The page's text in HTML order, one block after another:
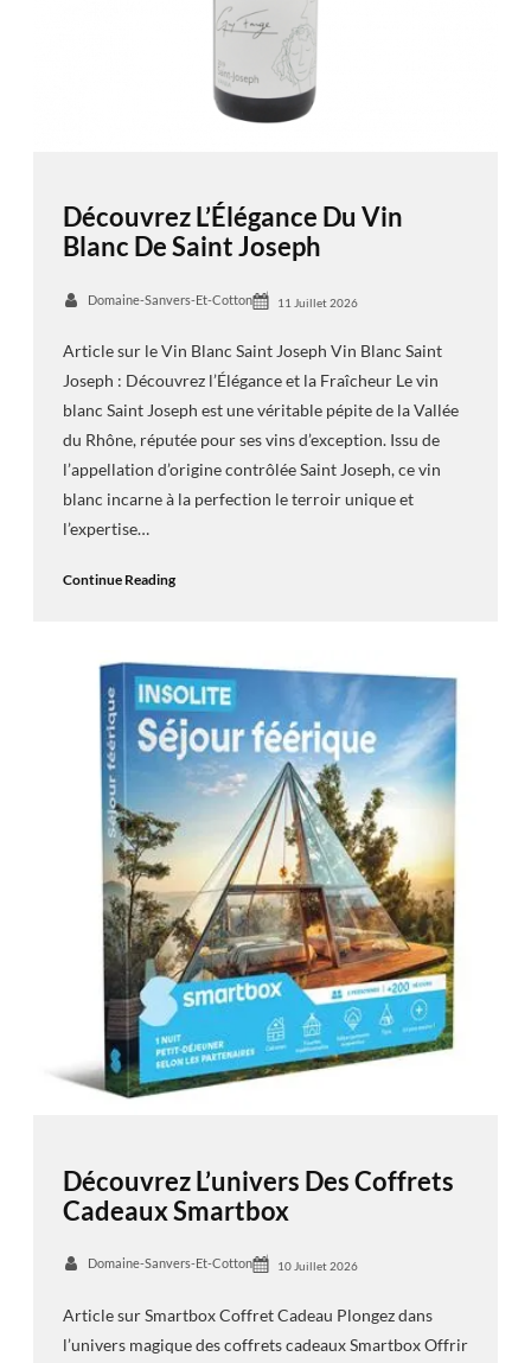
Découvrez L’Élégance Du Vin
Blanc De Saint Joseph
Domaine-Sanvers-Et-Cotton 11 Juillet 2026
Article sur le Vin Blanc Saint Joseph Vin Blanc Saint
Joseph : Découvrez l’Élégance et la Fraîcheur Le vin
blanc Saint Joseph est une véritable pépite de la Vallée
du Rhône, réputée pour ses vins d’exception. Issu de
l’appellation d’origine contrôlée Saint Joseph, ce vin
blanc incarne à la perfection le terroir unique et
l’expertise…
Continue Reading
Découvrez L’univers Des Coffrets
Cadeaux Smartbox
Domaine-Sanvers-Et-Cotton 10 Juillet 2026
Article sur Smartbox Coffret Cadeau Plongez dans
l’univers magique des coffrets cadeaux Smartbox Offrir